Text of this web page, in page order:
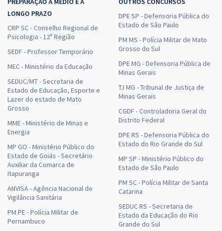
LONGO PRAZO
CRP SC - Conselho Regional de
Psicologia - 12ª Região
SEDF - Professor Temporário
MEC - Ministério da Educação
SEDUC/MT - Secretaria de
Estado de Educação, Esporte e
Lazer do estado de Mato
Grosso
MME - Ministério de Minas e
Energia
MP GO - Ministério Público do
Estado de Goiás - Secretário
Auxiliar da Comarca de
Itapuranga
ANVISA - Agência Nacional de
Vigilância Sanitária
PM PE - Polícia Militar de
Pernambuco
DPE SP - Defensoria Pública do
Estado de São Paulo
PM MS - Polícia Militar de Mato
Grosso do Sul
DPE MG - Defensoria Pública de
Minas Gerais
TJ MG - Tribunal de Justiça de
Minas Gerais
CGDF - Controladoria Geral do
Distrito Federal
DPE RS - Defensoria Pública do
Estado do Rio Grande do Sul
MP SP - Ministério Público do
Estado de São Paulo
PM SC - Polícia Militar de Santa
Catarina
SEDUC RS - Secretaria de
Estado da Educação do Rio
Grande do Sul